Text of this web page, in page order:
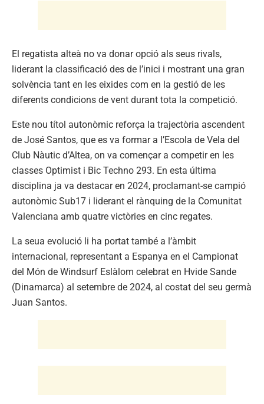
El regatista alteà no va donar opció als seus rivals,
liderant la classificació des de l’inici i mostrant una gran
solvència tant en les eixides com en la gestió de les
diferents condicions de vent durant tota la competició.
Este nou títol autonòmic reforça la trajectòria ascendent
de José Santos, que es va formar a l’Escola de Vela del
Club Nàutic d’Altea, on va començar a competir en les
classes Optimist i Bic Techno 293. En esta última
disciplina ja va destacar en 2024, proclamant-se campió
autonòmic Sub17 i liderant el rànquing de la Comunitat
Valenciana amb quatre victòries en cinc regates.
La seua evolució li ha portat també a l’àmbit
internacional, representant a Espanya en el Campionat
del Món de Windsurf Eslàlom celebrat en Hvide Sande
(Dinamarca) al setembre de 2024, al costat del seu germà
Juan Santos.